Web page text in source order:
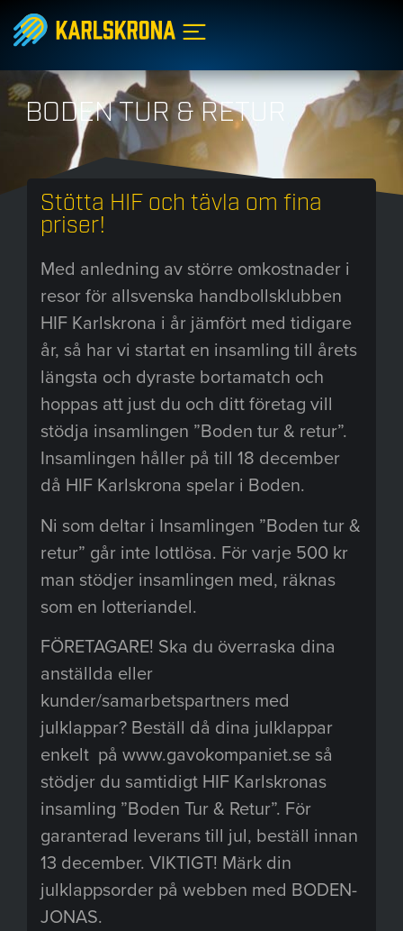
BODEN TUR & RETUR
Stötta HIF och tävla om fina
priser!
Med anledning av större omkostnader i
resor för allsvenska handbollsklubben
HIF Karlskrona i år jämfört med tidigare
år, så har vi startat en insamling till årets
längsta och dyraste bortamatch och
hoppas att just du och ditt företag vill
stödja insamlingen ”Boden tur & retur”.
Insamlingen håller på till 18 december
då HIF Karlskrona spelar i Boden.
Ni som deltar i Insamlingen ”Boden tur &
retur” går inte lottlösa. För varje 500 kr
man stödjer insamlingen med, räknas
som en lotteriandel.
FÖRETAGARE! Ska du överraska dina
anställda eller
kunder/samarbetspartners med
julklappar? Beställ då dina julklappar
enkelt på www.gavokompaniet.se så
stödjer du samtidigt HIF Karlskronas
insamling ”Boden Tur & Retur”. För
garanterad leverans till jul, beställ innan
13 december. VIKTIGT! Märk din
julklappsorder på webben med BODEN-
JONAS.